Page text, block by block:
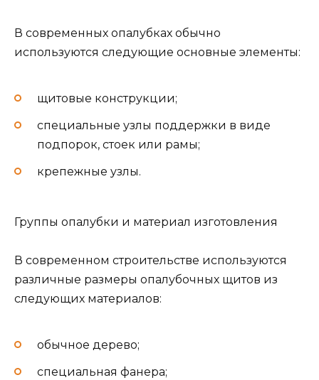
В современных опалубках обычно
используются следующие основные элементы:
щитовые конструкции;
специальные узлы поддержки в виде
подпорок, стоек или рамы;
крепежные узлы.
Группы опалубки и материал изготовления
В современном строительстве используются
различные размеры опалубочных щитов из
следующих материалов:
обычное дерево;
специальная фанера;